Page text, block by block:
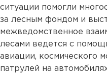
ситуации помогли
за лесным фондом и
межведомственное
лесами ведется с
авиации, космического
патрулей на